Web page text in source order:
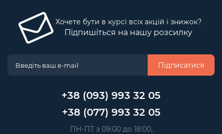
Хочете бути в курсі всіх акцій і знижок?
Підпишіться на нашу розсилку
Підписатися
+38 (093) 993 32 05
+38 (077) 993 32 05
ПН-ПТ з 09:00 до 18:00,